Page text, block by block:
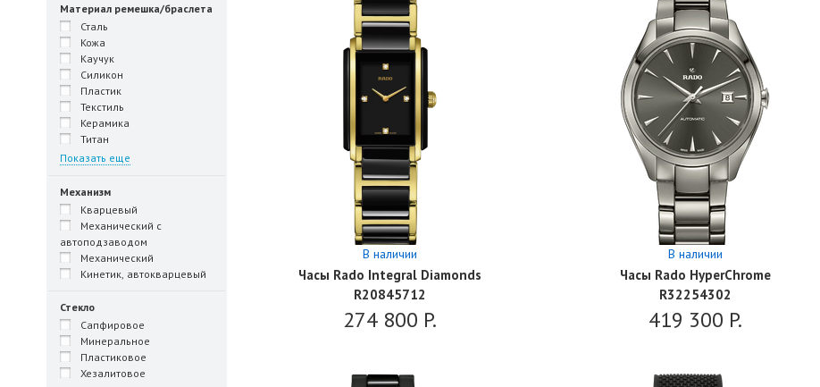
Материал ремешка/браслета
Сталь
Кожа
Каучук
Силикон
Пластик
Текстиль
Керамика
Титан
Показать еще
Механизм
Кварцевый
автоподзаводом
Механический
Кинетик, автокварцевый
Стекло
Сапфировое
Минеральное
Пластиковое
Хезалитовое
В наличии
Часы Rado Integral Diamonds
R20845712
274 800 P.
В наличии
Часы Rado HyperChrome
R32254302
419 300 P.